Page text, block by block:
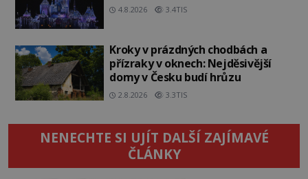
4.8.2026 3.4TIS
Kroky v prázdných chodbách a
přízraky v oknech: Nejděsivější
domy v Česku budí hrůzu
2.8.2026 3.3TIS
NENECHTE SI UJÍT DALŠÍ ZAJÍMAVÉ
ČLÁNKY